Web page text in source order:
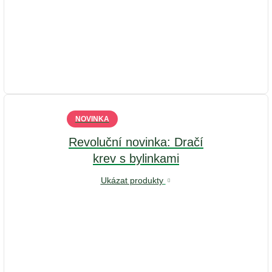
NOVINKA
Revoluční novinka: Dračí
krev s bylinkami
Ukázat produkty